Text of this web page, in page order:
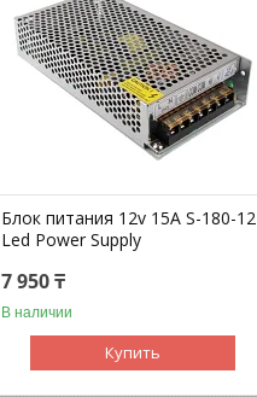
Блок питания 12v 15A S-180-12
Led Power Supply
7 950 ₸
В наличии
Купить